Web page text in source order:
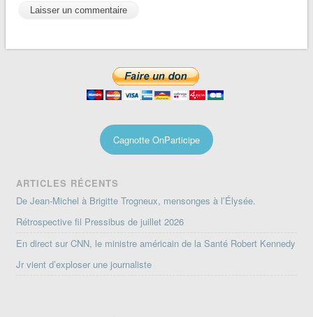
Cagnotte OnParticipe
ARTICLES RÉCENTS
De Jean-Michel à Brigitte Trogneux, mensonges à l’Élysée.
Rétrospective fil Pressibus de juillet 2026
En direct sur CNN, le ministre américain de la Santé Robert Kennedy
Jr vient d’exploser une journaliste